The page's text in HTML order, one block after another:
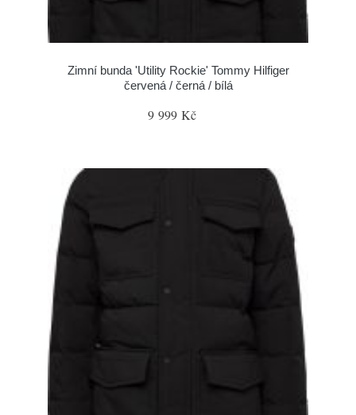
Zimní bunda 'Utility Rockie' Tommy Hilfiger
červená / černá / bílá
9 999 Kč